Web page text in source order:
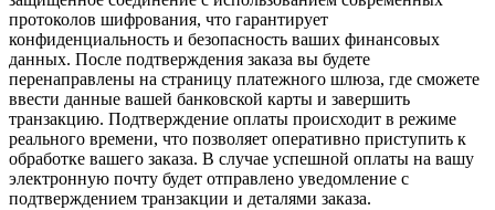
протоколов шифрования, что гарантирует
конфиденциальность и безопасность ваших финансовых
данных. После подтверждения заказа вы будете
перенаправлены на страницу платежного шлюза, где сможете
ввести данные вашей банковской карты и завершить
транзакцию. Подтверждение оплаты происходит в режиме
реального времени, что позволяет оперативно приступить к
обработке вашего заказа. В случае успешной оплаты на вашу
электронную почту будет отправлено уведомление с
подтверждением транзакции и деталями заказа.